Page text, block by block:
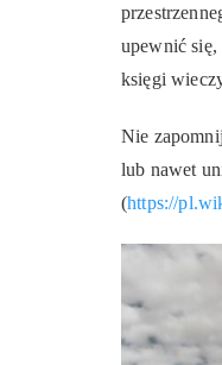
upewnić się,
księgi
Nie
lub nawet
(https://